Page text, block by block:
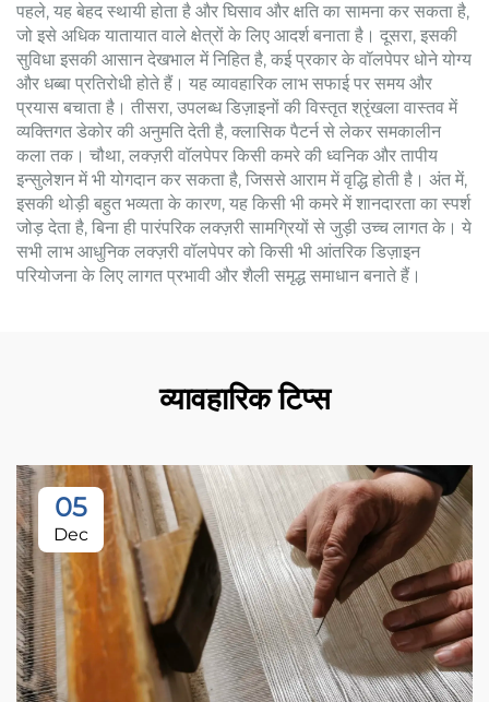
पहले, यह बेहद स्थायी होता है और घिसाव और क्षति का सामना कर सकता है,
जो इसे अधिक यातायात वाले क्षेत्रों के लिए आदर्श बनाता है। दूसरा, इसकी
सुविधा इसकी आसान देखभाल में निहित है, कई प्रकार के वॉलपेपर धोने योग्य
और धब्बा प्रतिरोधी होते हैं। यह व्यावहारिक लाभ सफाई पर समय और
प्रयास बचाता है। तीसरा, उपलब्ध डिज़ाइनों की विस्तृत श्रृंखला वास्तव में
व्यक्तिगत डेकोर की अनुमति देती है, क्लासिक पैटर्न से लेकर समकालीन
कला तक। चौथा, लक्ज़री वॉलपेपर किसी कमरे की ध्वनिक और तापीय
इन्सुलेशन में भी योगदान कर सकता है, जिससे आराम में वृद्धि होती है। अंत में,
इसकी थोड़ी बहुत भव्यता के कारण, यह किसी भी कमरे में शानदारता का स्पर्श
जोड़ देता है, बिना ही पारंपरिक लक्ज़री सामग्रियों से जुड़ी उच्च लागत के। ये
सभी लाभ आधुनिक लक्ज़री वॉलपेपर को किसी भी आंतरिक डिज़ाइन
परियोजना के लिए लागत प्रभावी और शैली समृद्ध समाधान बनाते हैं।
व्यावहारिक टिप्स
05
Dec